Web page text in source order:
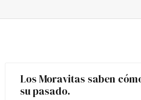
Los Moravitas saben
su pasado.